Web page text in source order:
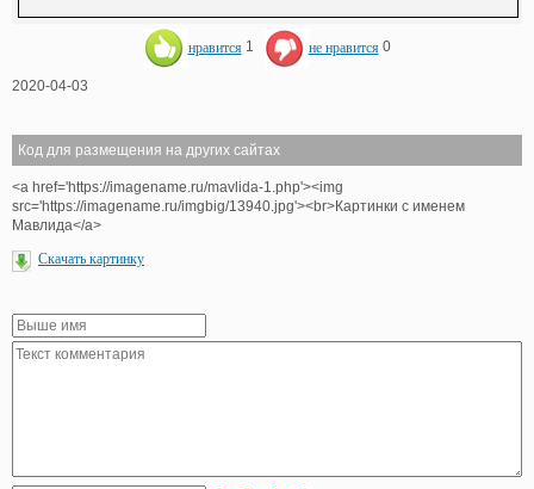
нравится 1 не нравится 0
2020-04-03
Код для размещения на других сайтах
<a href='https://imagename.ru/mavlida-1.php'><img
src='https://imagename.ru/imgbig/13940.jpg'><br>Картинки с именем
Мавлида</a>
Скачать картинку